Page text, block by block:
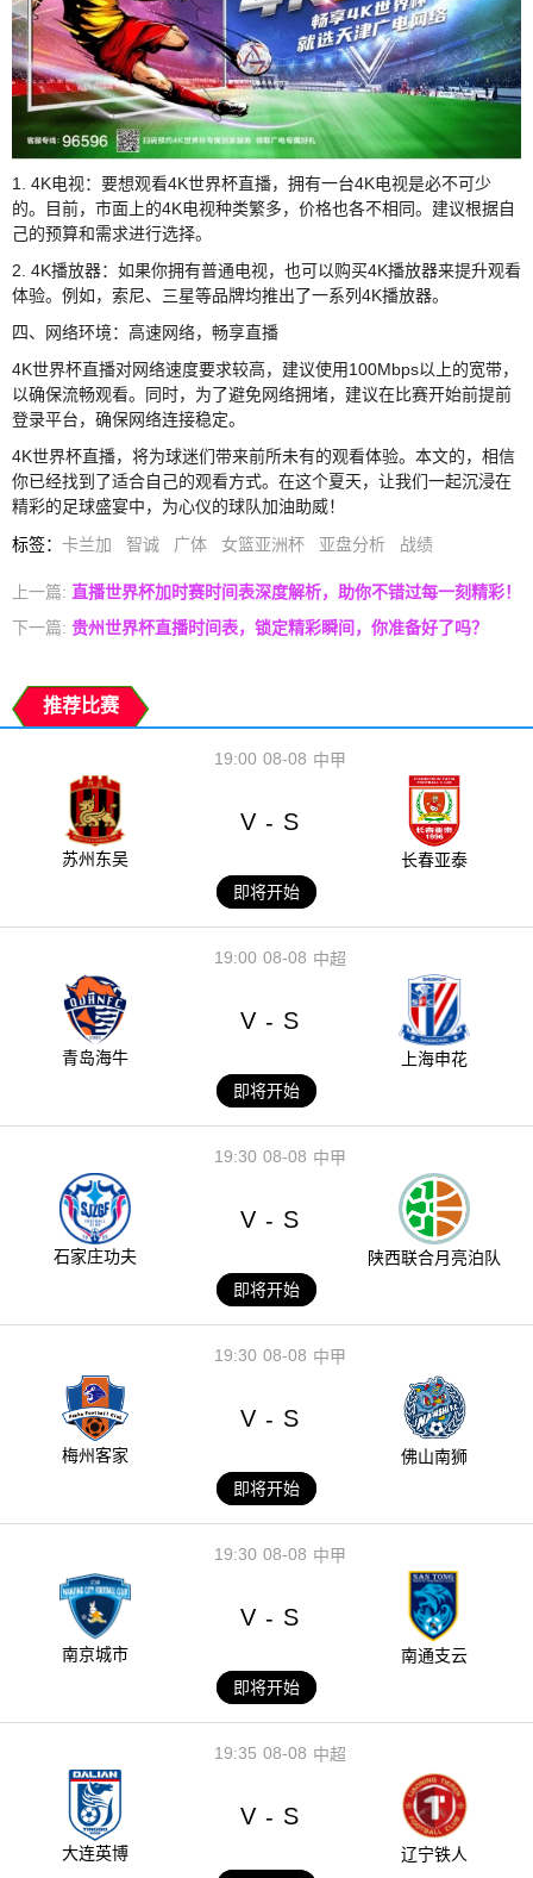
1. 4K电视：要想观看4K世界杯直播，拥有一台4K电视是必不可少
的。目前，市面上的4K电视种类繁多，价格也各不相同。建议根据自
己的预算和需求进行选择。
2. 4K播放器：如果你拥有普通电视，也可以购买4K播放器来提升观看
体验。例如，索尼、三星等品牌均推出了一系列4K播放器。
四、网络环境：高速网络，畅享直播
4K世界杯直播对网络速度要求较高，建议使用100Mbps以上的宽带，
以确保流畅观看。同时，为了避免网络拥堵，建议在比赛开始前提前
登录平台，确保网络连接稳定。
4K世界杯直播，将为球迷们带来前所未有的观看体验。本文的，相信
你已经找到了适合自己的观看方式。在这个夏天，让我们一起沉浸在
精彩的足球盛宴中，为心仪的球队加油助威！
标签： 卡兰加 智诚 广体 女篮亚洲杯 亚盘分析 战绩
上一篇: 直播世界杯加时赛时间表深度解析，助你不错过每一刻精彩！
下一篇: 贵州世界杯直播时间表，锁定精彩瞬间，你准备好了吗？
推荐比赛
08-08
19:00 中甲
苏州东吴
V - S
长春亚泰
即将开始
08-08
19:00 中超
青岛海牛
V - S
上海申花
即将开始
08-08
19:30 中甲
石家庄功夫
V - S
陕西联合月亮泊队
即将开始
08-08
19:30 中甲
梅州客家
V - S
佛山南狮
即将开始
08-08
19:30 中甲
南京城市
V - S
南通支云
即将开始
08-08
19:35 中超
大连英博
V - S
辽宁铁人